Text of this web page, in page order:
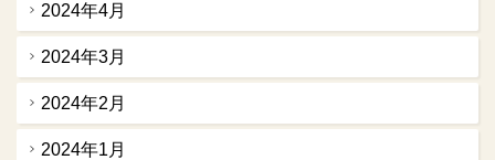
2024年4月
2024年3月
2024年2月
2024年1月